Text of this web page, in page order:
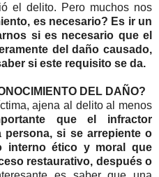
el delito. Pero muchos nos
es necesario? Es ir un
si es necesario que el
del daño causado,
si este requisito se da.
DEL DAÑO?
ajena al delito al menos
que el infractor
si se arrepiente o
interno ético y moral que
restaurativo, después o